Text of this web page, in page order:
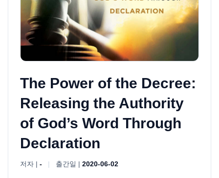
The Power of the Decree:
Releasing the Authority
of God’s Word Through
Declaration
저자 | - | 출간일 | 2020-06-02